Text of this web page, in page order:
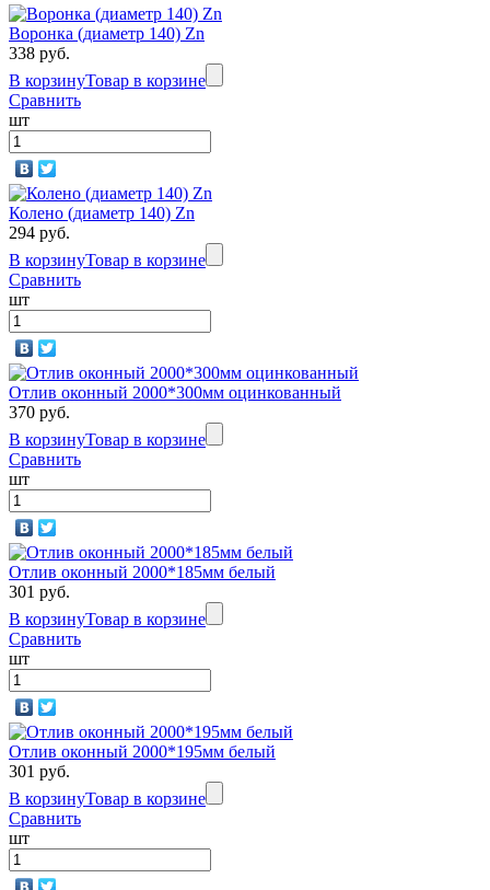
Воронка (диаметр 140) Zn
338 руб.
В корзинуТовар в корзине
Сравнить
шт
Колено (диаметр 140) Zn
294 руб.
В корзинуТовар в корзине
Сравнить
шт
Отлив оконный 2000*300мм оцинкованный
370 руб.
В корзинуТовар в корзине
Сравнить
шт
Отлив оконный 2000*185мм белый
301 руб.
В корзинуТовар в корзине
Сравнить
шт
Отлив оконный 2000*195мм белый
301 руб.
В корзинуТовар в корзине
Сравнить
шт